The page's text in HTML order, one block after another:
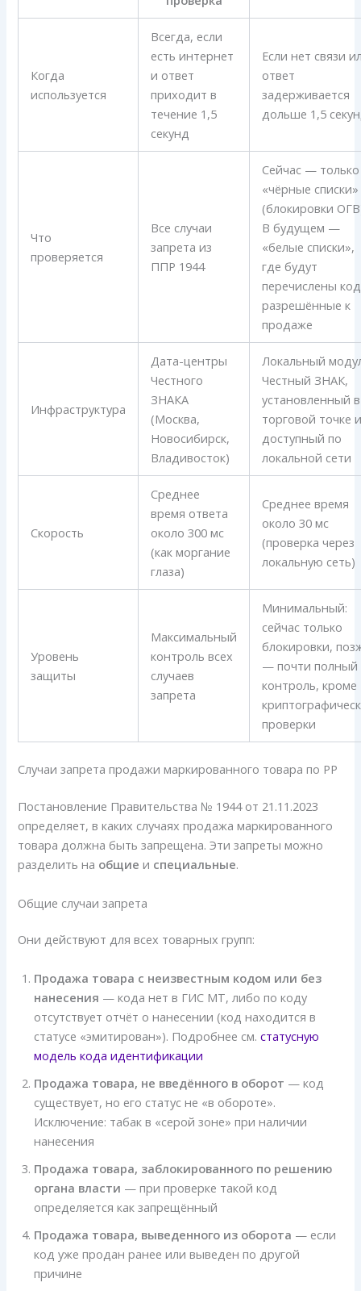
Когда
используется
Всегда, если
есть интернет
и ответ
приходит в
течение 1,5
секунд
Если нет связи
ответ
задерживается
дольше 1,5
Что
проверяется
Все случаи
запрета из
ППР 1944
Сейчас — только
«чёрные списки»
(блокировки
В будущем —
«белые списки»,
где будут
перечислены
разрешённые к
продаже
Инфраструктура
Дата-центры
Честного
ЗНАКА
(Москва,
Новосибирск,
Владивосток)
Локальный
Честный ЗНАК,
установленный в
торговой точке
доступный по
локальной сети
Скорость
Среднее
время ответа
около 300 мс
(как моргание
глаза)
Среднее время
около 30 мс
(проверка через
локальную сеть)
Уровень
защиты
Максимальный
контроль всех
случаев
запрета
Минимальный:
сейчас только
блокировки,
— почти полный
контроль, кроме
проверки
Случаи запрета продажи маркированного товара по РР
Постановление Правительства № 1944 от 21.11.2023
определяет, в каких случаях продажа маркированного
товара должна быть запрещена. Эти запреты можно
разделить на общие и специальные.
Общие случаи запрета
Они действуют для всех товарных групп:
Продажа товара с неизвестным кодом или без
нанесения — кода нет в ГИС МТ, либо по коду
отсутствует отчёт о нанесении (код находится в
статусе «эмитирован»). Подробнее см.статусную
модель кода идентификации
Продажа товара, не введённого в оборот — код
существует, но его статус не «в обороте».
Исключение: табак в «серой зоне» при наличии
нанесения
Продажа товара, заблокированного по решению
органа власти — при проверке такой код
определяется как запрещённый
Продажа товара, выведенного из оборота — если
код уже продан ранее или выведен по другой
причине